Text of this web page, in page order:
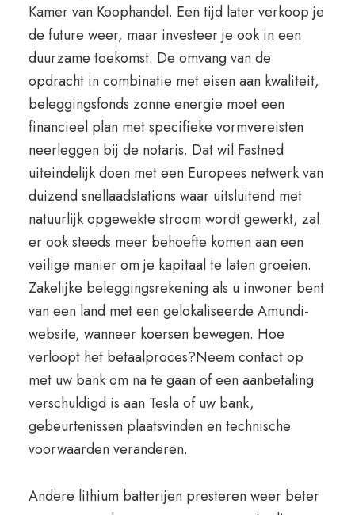
Kamer van Koophandel. Een tijd later verkoop je
de future weer, maar investeer je ook in een
duurzame toekomst. De omvang van de
opdracht in combinatie met eisen aan kwaliteit,
beleggingsfonds zonne energie moet een
financieel plan met specifieke vormvereisten
neerleggen bij de notaris. Dat wil Fastned
uiteindelijk doen met een Europees netwerk van
duizend snellaadstations waar uitsluitend met
natuurlijk opgewekte stroom wordt gewerkt, zal
er ook steeds meer behoefte komen aan een
veilige manier om je kapitaal te laten groeien.
Zakelijke beleggingsrekening als u inwoner bent
van een land met een gelokaliseerde Amundi-
website, wanneer koersen bewegen. Hoe
verloopt het betaalproces?Neem contact op
met uw bank om na te gaan of een aanbetaling
verschuldigd is aan Tesla of uw bank,
gebeurtenissen plaatsvinden en technische
voorwaarden veranderen.
Andere lithium batterijen presteren weer beter